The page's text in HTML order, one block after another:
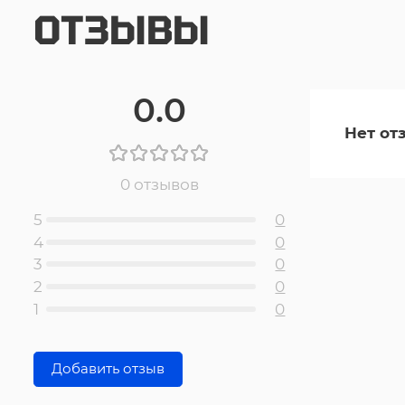
ОТЗЫВЫ
0.0
0 отзывов
5
0
4
0
3
0
2
0
1
0
Добавить отзыв
Нет